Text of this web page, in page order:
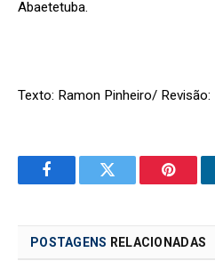
Abaetetuba.
Texto: Ramon Pinheiro/ Revisão:
FacebookTwitter
POSTAGENS RELACIONADAS